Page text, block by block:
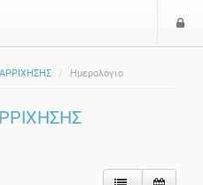
Ημερολόγιο